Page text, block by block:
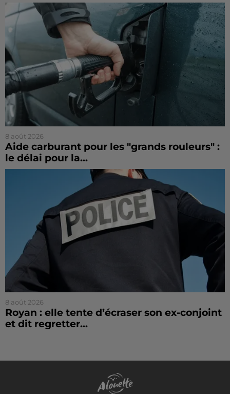
8 août 2026
Aide carburant pour les "grands rouleurs" :
le délai pour la...
8 août 2026
Royan : elle tente d’écraser son ex-conjoint
et dit regretter...